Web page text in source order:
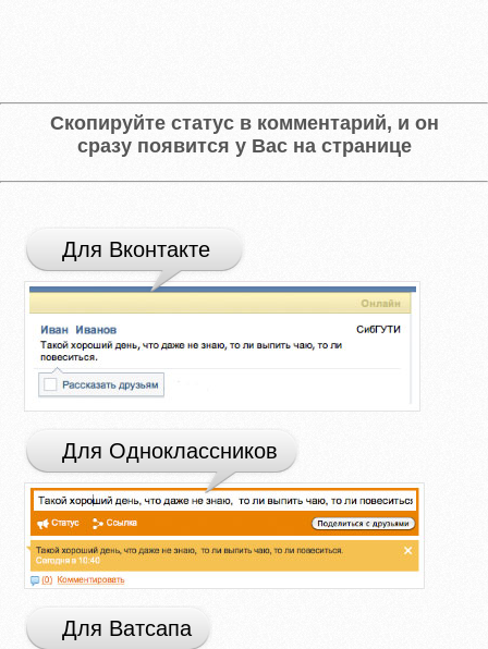
Скопируйте статус в комментарий, и он
сразу появится у Вас на странице
Для Вконтакте
Для Одноклассников
Для Ватсапа